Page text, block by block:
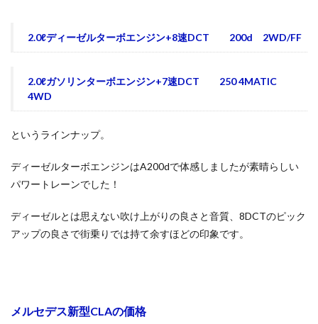
2.0ℓディーゼルターボエンジン+8速DCT 200d 2WD/FF
2.0ℓガソリンターボエンジン+7速DCT 250 4MATIC
4WD
というラインナップ。
ディーゼルターボエンジンはA200dで体感しましたが素晴らしい
パワートレーンでした！
ディーゼルとは思えない吹け上がりの良さと音質、8DCTのピック
アップの良さで街乗りでは持て余すほどの印象です。
メルセデス新型CLAの価格